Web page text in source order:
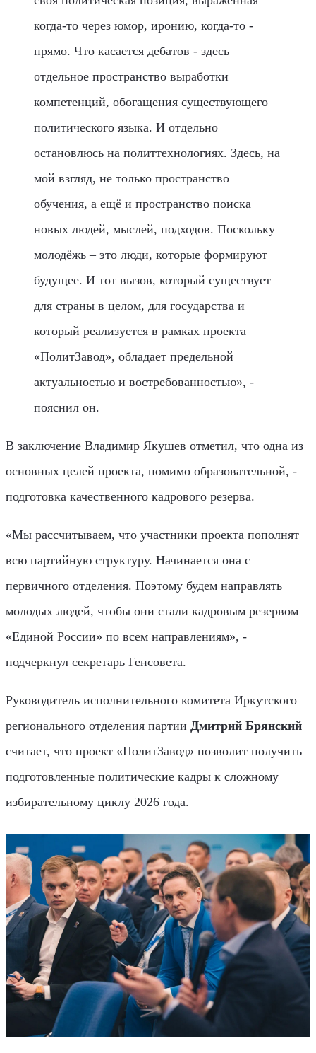
когда-то через юмор, иронию, когда-то -
прямо. Что касается дебатов - здесь
отдельное пространство выработки
компетенций, обогащения существующего
политического языка. И отдельно
остановлюсь на политтехнологиях. Здесь, на
мой взгляд, не только пространство
обучения, а ещё и пространство поиска
новых людей, мыслей, подходов. Поскольку
молодёжь – это люди, которые формируют
будущее. И тот вызов, который существует
для страны в целом, для государства и
который реализуется в рамках проекта
«ПолитЗавод», обладает предельной
актуальностью и востребованностью», -
пояснил он.
В заключение Владимир Якушев отметил, что одна из
основных целей проекта, помимо образовательной, -
подготовка качественного кадрового резерва.
«Мы рассчитываем, что участники проекта пополнят
всю партийную структуру. Начинается она с
первичного отделения. Поэтому будем направлять
молодых людей, чтобы они стали кадровым резервом
«Единой России» по всем направлениям», -
подчеркнул секретарь Генсовета.
Руководитель исполнительного комитета Иркутского
регионального отделения партии Дмитрий Брянский
считает, что проект «ПолитЗавод» позволит получить
подготовленные политические кадры к сложному
избирательному циклу 2026 года.